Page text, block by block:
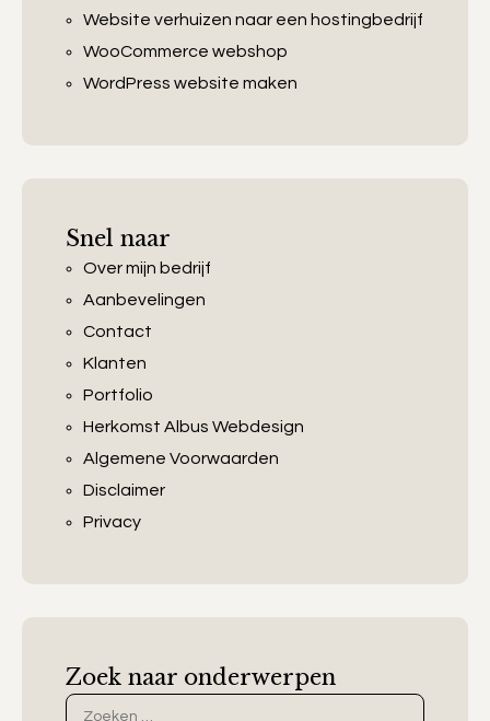
Website verhuizen naar een hostingbedrijf
WooCommerce webshop
WordPress website maken
Snel naar
Over mijn bedrijf
Aanbevelingen
Contact
Klanten
Portfolio
Herkomst Albus Webdesign
Algemene Voorwaarden
Disclaimer
Privacy
Zoek naar onderwerpen
Zoek